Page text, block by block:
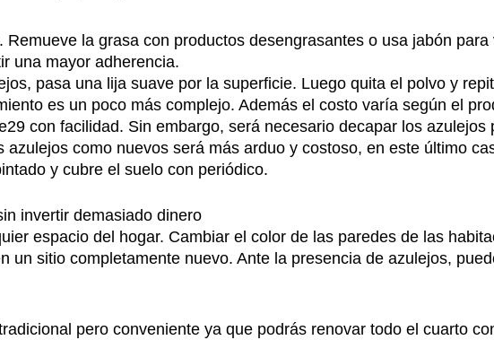
la grasa con productos desengrasantes o usa jabón
una mayor adherencia.
pasa una lija suave por la superficie. Luego quita el polvo y
es un poco más complejo. Además el costo varía según el
con facilidad. Sin embargo, será necesario decapar los azulejos
como nuevos será más arduo y costoso, en este último
y cubre el suelo con periódico.
invertir demasiado dinero
espacio del hogar. Cambiar el color de las paredes de las
un sitio completamente nuevo. Ante la presencia de azulejos,
pero conveniente ya que podrás renovar todo el cuarto